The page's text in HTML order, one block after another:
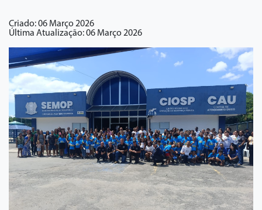
Criado: 06 Março 2026
Última Atualização: 06 Março 2026